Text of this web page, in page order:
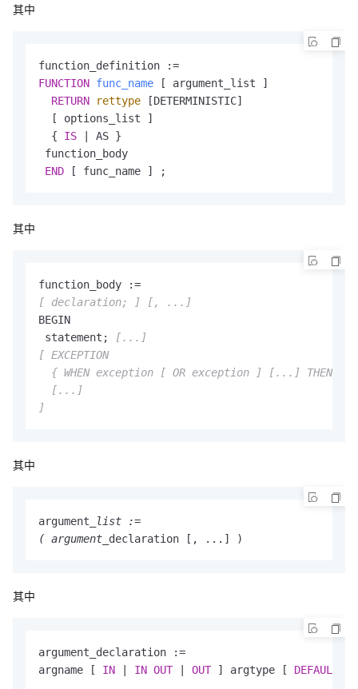
其中
FUNCTION func_name [ argument_list ]
RETURN
rettype [DETERMINISTIC]
  [ options_list ]
  {
IS | AS }
function_body
END [ func_name ] ;
其中
[ declaration; ]
[, ...]
BEGIN
statement;
[...]
[ EXCEPTION
  { WHEN exception
[ OR exception ] [...]
THEN
[...]
]
其中
argument _list :=
( argument_ declaration [, ...] )
其中
argument_declaration :=
argname [ IN IN OUT | OUT ] argtype [ DEFAULT